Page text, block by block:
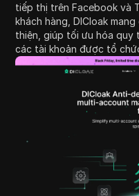
tiếp thị trên Facebook và
khách hàng, DICloak
thiện, giúp tối ưu hóa quy
các tài khoản được tổ